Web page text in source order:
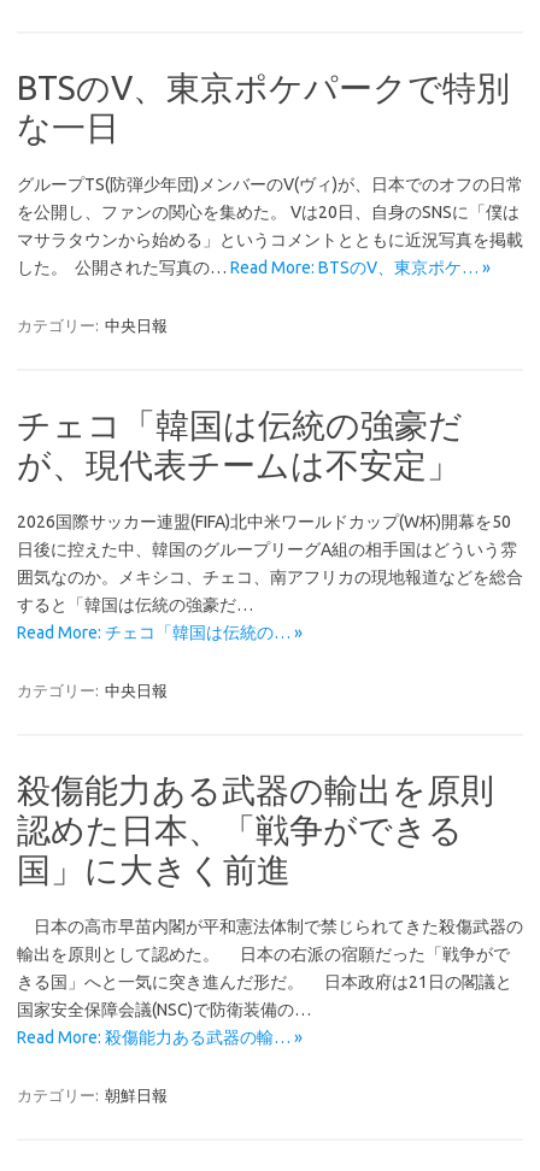
BTSのV、東京ポケパークで特別
な一日
グループTS(防弾少年団)メンバーのV(ヴィ)が、日本でのオフの日常
を公開し、ファンの関心を集めた。 Vは20日、自身のSNSに「僕は
マサラタウンから始める」というコメントとともに近況写真を掲載
した。 公開された写真の… Read More: BTSのV、東京ポケ… »
カテゴリー: 中央日報
チェコ「韓国は伝統の強豪だ
が、現代表チームは不安定」
2026国際サッカー連盟(FIFA)北中米ワールドカップ(W杯)開幕を50
日後に控えた中、韓国のグループリーグA組の相手国はどういう雰
囲気なのか。メキシコ、チェコ、南アフリカの現地報道などを総合
すると「韓国は伝統の強豪だ…
Read More: チェコ「韓国は伝統の… »
カテゴリー: 中央日報
殺傷能力ある武器の輸出を原則
認めた日本、「戦争ができる
国」に大きく前進
日本の高市早苗内閣が平和憲法体制で禁じられてきた殺傷武器の
輸出を原則として認めた。 日本の右派の宿願だった「戦争がで
きる国」へと一気に突き進んだ形だ。 日本政府は21日の閣議と
国家安全保障会議(NSC)で防衛装備の…
Read More: 殺傷能力ある武器の輸… »
カテゴリー: 朝鮮日報